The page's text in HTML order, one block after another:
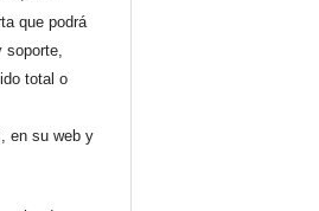
que podrá
soporte,
total o
en su web y